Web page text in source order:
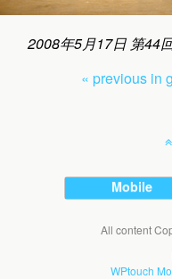
2008年5月17日 第44
« previous in
Mobile
All content
WPtouch